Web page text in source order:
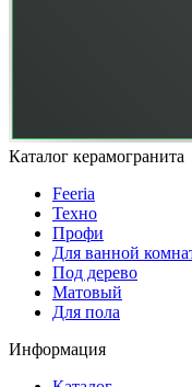
Каталог керамогранита
Feeria
Техно
Профи
Для ванной
Под дерево
Матовый
Для пола
Информация